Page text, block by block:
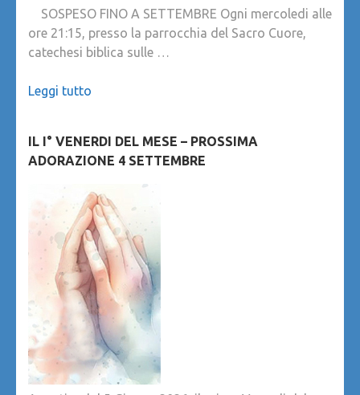
SOSPESO FINO A SETTEMBRE Ogni mercoledi alle
ore 21:15, presso la parrocchia del Sacro Cuore,
catechesi biblica sulle …
Leggi tutto
IL I° VENERDI DEL MESE – PROSSIMA
ADORAZIONE 4 SETTEMBRE